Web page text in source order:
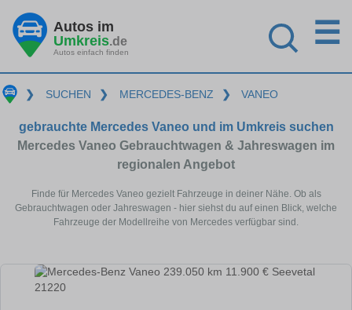
Autos im
Umkreis.de
Autos einfach finden
☰
❯ SUCHEN ❯ MERCEDES-BENZ ❯ VANEO
gebrauchte Mercedes Vaneo und im Umkreis suchen
Mercedes Vaneo Gebrauchtwagen & Jahreswagen im
regionalen Angebot
Finde für Mercedes Vaneo gezielt Fahrzeuge in deiner Nähe. Ob als
Gebrauchtwagen oder Jahreswagen - hier siehst du auf einen Blick, welche
Fahrzeuge der Modellreihe von Mercedes verfügbar sind.